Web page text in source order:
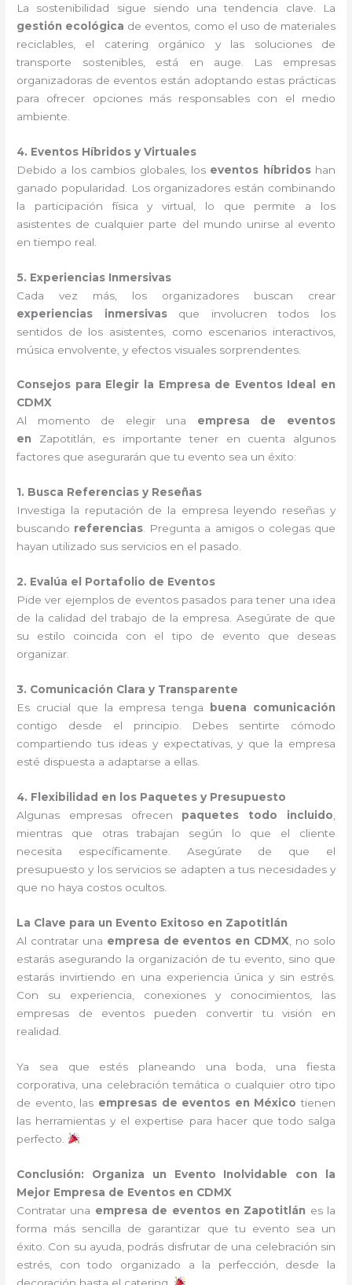
La sostenibilidad sigue siendo una tendencia clave. La
gestión ecológica de eventos, como el uso de materiales
reciclables, el catering orgánico y las soluciones de
transporte sostenibles, está en auge. Las empresas
organizadoras de eventos están adoptando estas prácticas
para ofrecer opciones más responsables con el medio
ambiente.
4. Eventos Híbridos y Virtuales
Debido a los cambios globales, los eventos híbridoshan
ganado popularidad. Los organizadores están combinando
la participación física y virtual, lo que permite a los
asistentes de cualquier parte del mundo unirse al evento
en tiempo real.
5. Experiencias Inmersivas
Cada vez más, los organizadores buscan crear
experiencias inmersivasque involucren todos los
sentidos de los asistentes, como escenarios interactivos,
música envolvente, y efectos visuales sorprendentes.
Consejos para Elegir la Empresa de Eventos Ideal en
CDMX
Al momento de elegir una empresa de eventos
en Zapotitlán, es importante tener en cuenta algunos
factores que asegurarán que tu evento sea un éxito:
1. Busca Referencias y Reseñas
Investiga la reputación de la empresa leyendo reseñas y
buscando referencias. Pregunta a amigos o colegas que
hayan utilizado sus servicios en el pasado.
2. Evalúa el Portafolio de Eventos
Pide ver ejemplos de eventos pasados para tener una idea
de la calidad del trabajo de la empresa. Asegúrate de que
su estilo coincida con el tipo de evento que deseas
organizar.
3. Comunicación Clara y Transparente
Es crucial que la empresa tenga
buena comunicación
contigo desde el principio. Debes sentirte cómodo
compartiendo tus ideas y expectativas, y que la empresa
esté dispuesta a adaptarse a ellas.
4. Flexibilidad en los Paquetes y Presupuesto
Algunas empresas ofrecen paquetes todo incluido
mientras que otras trabajan según lo que el cliente
necesita específicamente. Asegúrate de que el
presupuesto y los servicios se adapten a tus necesidades y
que no haya costos ocultos.
La Clave para un Evento Exitoso en Zapotitlán
Al contratar una empresa de eventos en CDMX , no solo
estarás asegurando la organización de tu evento, sino que
estarás invirtiendo en una experiencia única y sin estrés.
Con su experiencia, conexiones y conocimientos, las
empresas de eventos pueden convertir tu visión en
realidad.
Ya sea que estés planeando una boda, una fiesta
corporativa, una celebración temática o cualquier otro tipo
de evento, las empresas de eventos en México tienen
las herramientas y el expertise para hacer que todo salga
perfecto.
Conclusión: Organiza un Evento Inolvidable con la
Mejor Empresa de Eventos en CDMX
Contratar una empresa de eventos en Zapotitlán es la
forma más sencilla de garantizar que tu evento sea un
éxito. Con su ayuda, podrás disfrutar de una celebración sin
estrés, con todo organizado a la perfección, desde la
decoración hasta el catering.